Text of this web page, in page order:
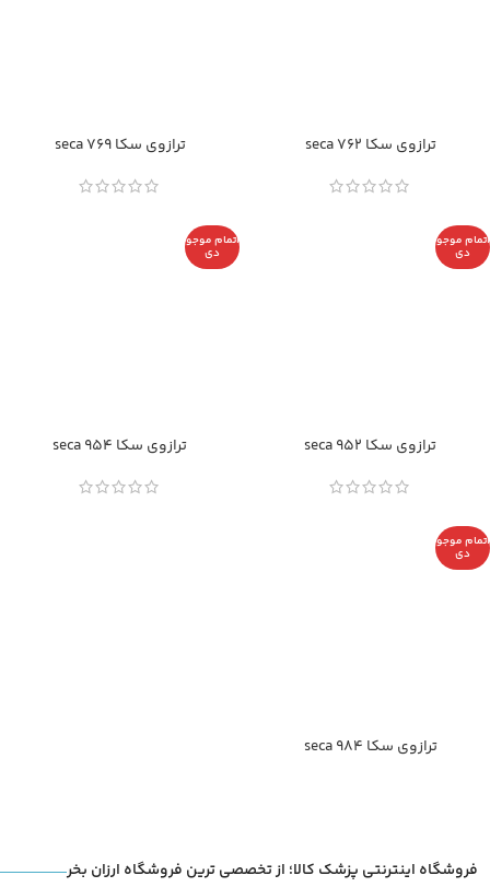
ترازوی سکا seca 762 ترازوی سکا seca 769
اتمام موجو
دی
ترازوی سکا seca 952
اتمام موجو
دی
ترازوی سکا seca 954
اتمام موجو
دی
ترازوی سکا seca 984
فروشگاه اینترنتی پزشک کالا؛ از تخصصی ترین فروشگاه ارزان بخر